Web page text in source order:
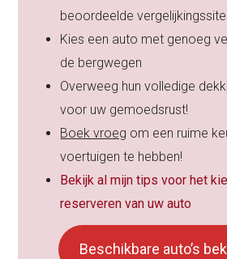
beoordeelde
Kies een auto met genoeg
de bergwegen
Overweeg hun volledige
voor uw gemoedsrust!
Boek vroeg om een ruime
voertuigen te hebben!
Bekijk al mijn tips voor het
reserveren van uw auto
Beschikbare auto’s